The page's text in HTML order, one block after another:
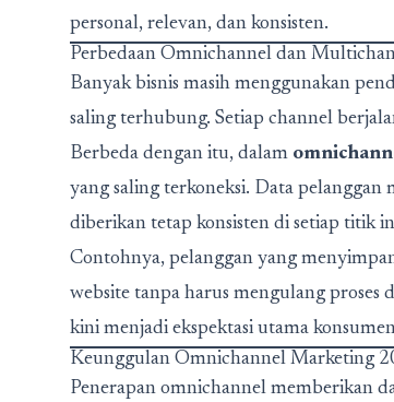
personal, relevan, dan konsisten.
Perbedaan Omnichannel dan
Banyak bisnis masih menggunakan
saling terhubung. Setiap channel
Berbeda dengan itu, dalam
yang saling terkoneksi. Data
diberikan tetap konsisten di setiap titik
Contohnya, pelanggan yang
website tanpa harus mengulang
kini menjadi ekspektasi utama
Keunggulan Omnichannel Marketing
Penerapan omnichannel memberikan